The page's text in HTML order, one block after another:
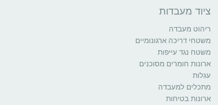
ציוד מעבדות
ריהוט מעבדה
משטחי דריכה ארגונומיים
משטח נגד עייפות
ארונות חומרים מסוכנים
עגלות
מתכלים למעבדה
ארונות בטיחות